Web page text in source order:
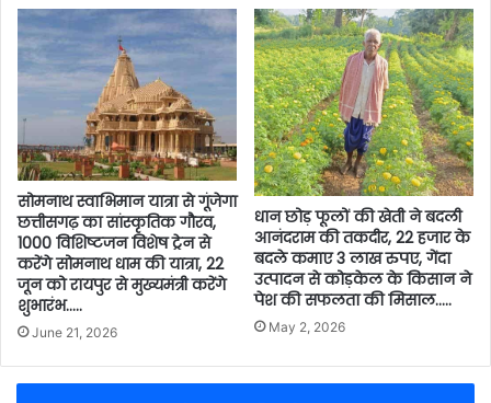
सोमनाथ स्वाभिमान यात्रा से गूंजेगा
छत्तीसगढ़ का सांस्कृतिक गौरव,
1000 विशिष्टजन विशेष ट्रेन से
करेंगे सोमनाथ धाम की यात्रा, 22
जून को रायपुर से मुख्यमंत्री करेंगे
शुभारंभ…..
June 21, 2026
धान छोड़ फूलों की खेती ने बदली
आनंदराम की तकदीर, 22 हजार के
बदले कमाए 3 लाख रुपए, गेंदा
उत्पादन से कोड़केल के किसान ने
पेश की सफलता की मिसाल…..
May 2, 2026